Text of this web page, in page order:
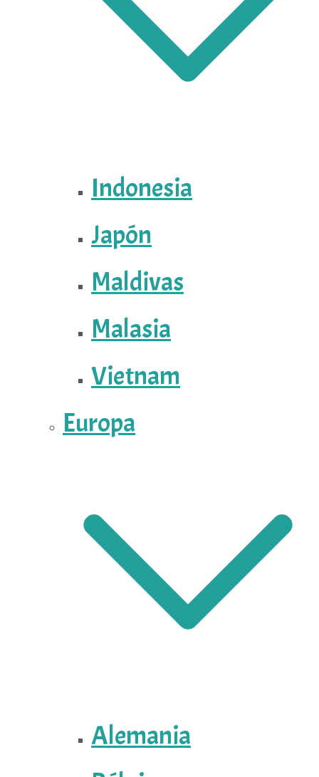
Indonesia
Japón
Maldivas
Malasia
Vietnam
Europa
Alemania